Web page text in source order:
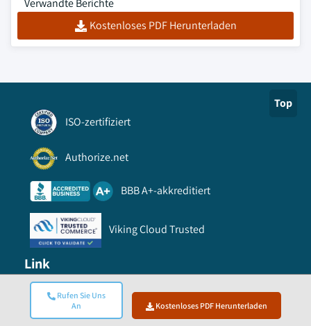
Rufen Sie Uns
An
Kostenloses PDF Herunterladen
Verwandte Berichte
Kostenloses PDF Herunterladen
Top
ISO-zertifiziert
Authorize.net
BBB A+-akkreditiert
Viking Cloud Trusted
Link